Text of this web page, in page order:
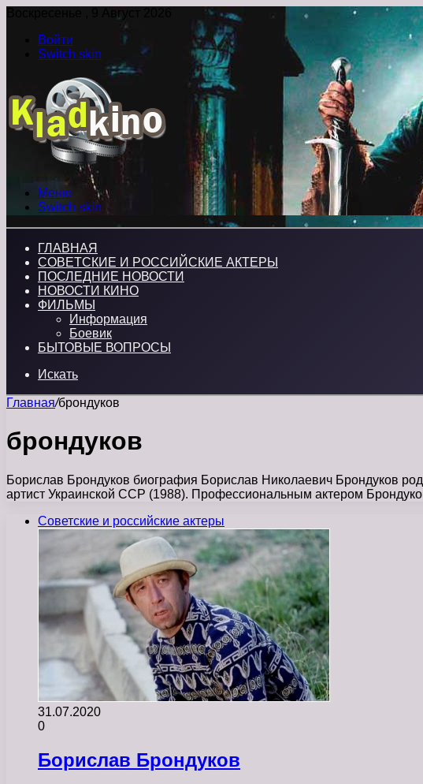
Воскресенье , 9 Август 2026
Войти
Switch skin
Меню
Switch skin
ГЛАВНАЯ
СОВЕТСКИЕ И РОССИЙСКИЕ АКТЕРЫ
ПОСЛЕДНИЕ НОВОСТИ
НОВОСТИ КИНО
ФИЛЬМЫ
Информация
Боевик
БЫТОВЫЕ ВОПРОСЫ
Искать
Главная/брондуков
брондуков
Борислав Брондуков биография Борислав Николаевич Брондуков
артист Украинской ССР (1988). Профессиональным актером
Советские и российские актеры
31.07.2020
0
Борислав Брондуков